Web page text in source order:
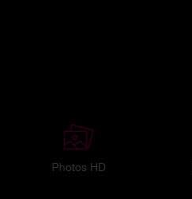
Photos HD